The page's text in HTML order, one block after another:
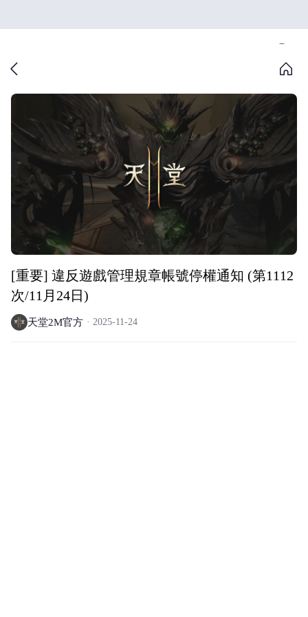
[重要] 違反遊戲管理規章帳號停權通知 (第1112
次/11月24日)
天堂2M官方 2025-11-24